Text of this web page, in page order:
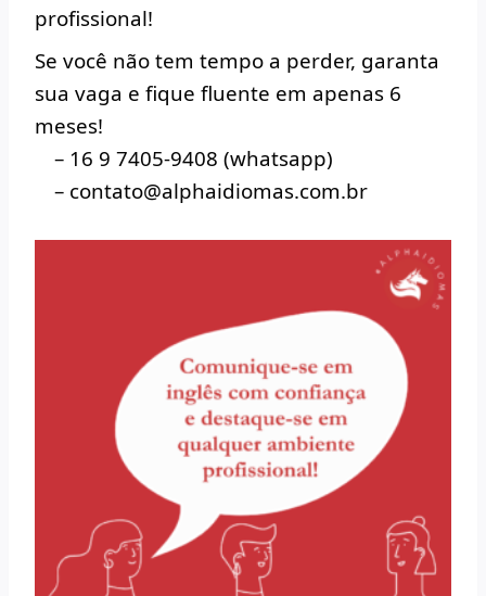
profissional!
Se você não tem tempo a perder, garanta
sua vaga e fique fluente em apenas 6
meses!
– 16 9 7405-9408 (whatsapp)
– contato@alphaidiomas.com.br